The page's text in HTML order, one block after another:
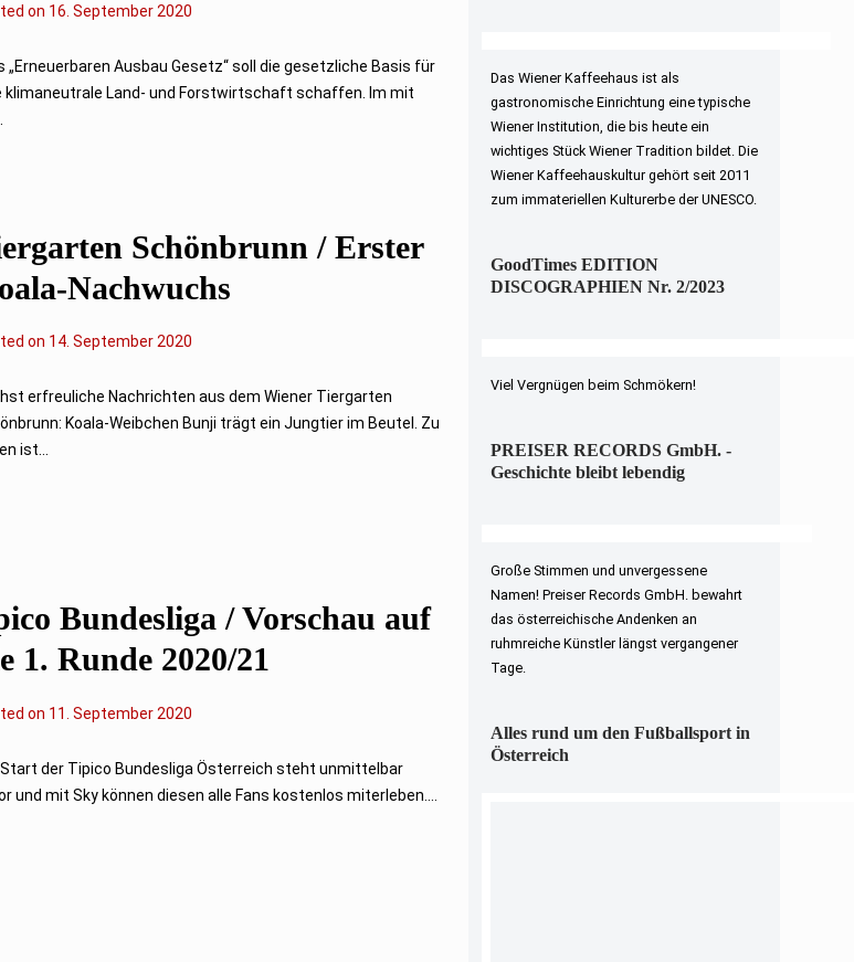
on 1
S
p
0
2
16. September 2020
„Erneuerbaren Ausbau Gesetz“ soll die gesetzliche Basis für
klimaneutrale Land- und Forstwirtschaft schaffen. Im mit
Schönbrunn / Erster
Nachwuchs
on 14. September 2020
erfreuliche Nachrichten aus dem Wiener Tiergarten
Koala-Weibchen Bunji trägt ein Jungtier im Beutel. Zu
ist...
Bundesliga / Vorschau auf
1. Runde 2020/21
on 11. September 2020
der Tipico Bundesliga Österreich steht unmittelbar
und mit Sky können diesen alle Fans kostenlos miterleben....
Das Wiener Kaffeehaus ist als
gastronomische Einrichtung eine typische
Wiener Institution, die bis heute ein
wichtiges Stück Wiener Tradition bildet. Die
Wiener Kaffeehauskultur gehört seit 2011
zum immateriellen Kulturerbe der UNESCO.
GoodTimes EDITION
DISCOGRAPHIEN Nr. 2/2023
Viel Vergnügen beim Schmökern!
PREISER RECORDS GmbH. -
Geschichte bleibt lebendig
Große Stimmen und unvergessene
Namen! Preiser Records GmbH. bewahrt
das österreichische Andenken an
ruhmreiche Künstler längst vergangener
Tage.
Alles rund um den Fußballsport in
Österreich